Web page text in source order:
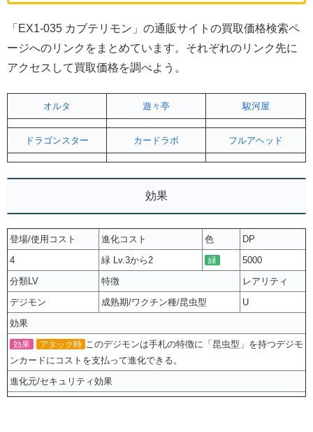
「EX1-035 カブテリモン」の通販サイトの買取価格検索ペ
ージへのリンクをまとめています。それぞれのリンク先に
アクセスして買取価格を調べよう。
オルタ 遊々亭 駿河屋
ドラゴンスター カードラボ フルアヘッド
効果
登場/使用コスト 進化コスト 色
DP
4
緑 Lv.3から2 緑
5000
分類LV
特徴
レアリティ
デジモン
成熟期/ワクチン種/昆虫型
U
効果
効果 アタック時 このデジモンは手札の特徴に「昆虫型」を持つデジモ
ンカードにコストを支払って進化できる。
進化元/セキュリティ効果